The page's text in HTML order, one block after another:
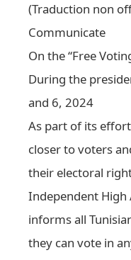
(Traduction non
Communicate
On the “Free
During the
and 6, 2024
As part of its
closer to voters
their electoral
Independent
informs all
they can vote in